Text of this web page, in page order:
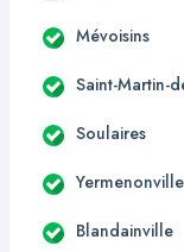
Mévoisins
Saint-Martin-
Soulaires
Yermenonville
Blandainville